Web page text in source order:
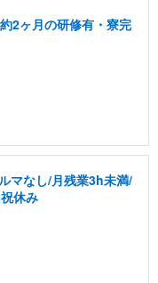
2ヶ月の研修有・寮完
マなし/月残業3h未満/
休み